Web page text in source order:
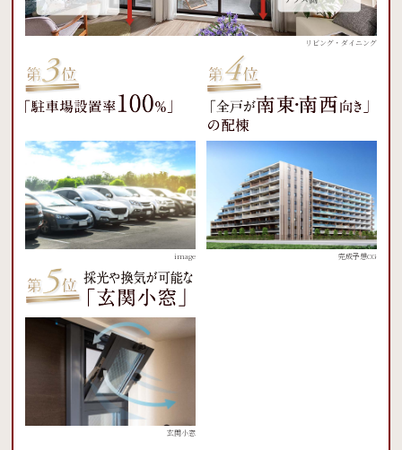
リビング・ダイニング
image 完成予想CG
玄関小窓